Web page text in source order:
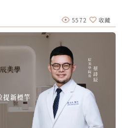
膚的生物重塑，優化張力。 鼻翼瞳孔
法令紋的視覺感。 耳廓下前緣：強化
下頷嘴角交界：改善嘴角周圍的鬆
前緣：誘導彈力蛋白新生，收緊下頷邊
充凹陷」，而是作為信號啟動點，讓玻
蛋白大量新生，像是在皮下植入了一層
自然回歸緊緻狀態。2. 火雞頸與橫向頸
薄，且缺乏支撐結構，老化多半是因為
為有化學交聯，施打後容易因重力或皮
。Profhilo 具備極佳的流動性，能均勻
而是從底層重塑頸部肌膚的厚度與張
手背（雞爪手）：重建真皮層的緊實度
乾癟、血管明顯。Profhilo 透過「非填
復機制。它不僅是補水，更是透過生物
背肌膚恢復細緻平滑，找回如少女般優
軟化而不僵硬對於愛笑或年長客戶常見的
因為增加了體積而讓表情變得僵硬。
改變五官比例的前提下，誘導唇周肌
程，從作用原理、五大特色到適合對象
尿酸」的魅力！ 璞菲洛Profhilo是什
品，由瑞士IBSA研發，正式名稱為「高
獲得衛福部核准，俗稱為「逆時針」。
凹陷為目的，而是透過生物重塑（bio-
的修復機能，促進膠原蛋白和彈力蛋白
效果。璞菲洛Profhilo的五大特色璞菲
於它與傳統玻尿酸有著本質上的不同，
。以下是璞菲洛最突出的五大特色：1.
彈力蛋白再生璞菲洛的核心技術採用專
不添加交聯劑的情況下，能刺激皮膚深
胞，促使膠原蛋白和彈力蛋白大量新
。2. 全面改善膚況：不只填補，更提升
充，璞菲洛注射後會均勻擴散至皮膚的
性地改善肌膚，包括： 提升肌膚緊實
糙 減少細紋、改善膚色不均3. 自然柔和
地較輕盈、流動性高，主要作用提升肌
額外體積。因此，能帶來自然、柔和的
5572 收藏